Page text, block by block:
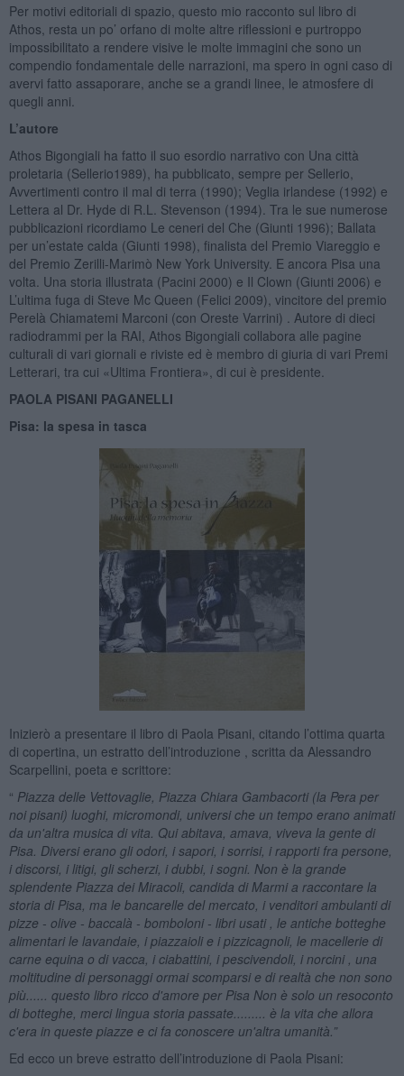
Per motivi editoriali di spazio, questo mio racconto sul libro di
Athos, resta un po’ orfano di molte altre riflessioni e purtroppo
impossibilitato a rendere visive le molte immagini che sono un
compendio fondamentale delle narrazioni, ma spero in ogni caso di
avervi fatto assaporare, anche se a grandi linee, le atmosfere di
quegli anni.
L’autore
Athos Bigongiali ha fatto il suo esordio narrativo con Una città
proletaria (Sellerio1989), ha pubblicato, sempre per Sellerio,
Avvertimenti contro il mal di terra (1990); Veglia irlandese (1992) e
Lettera al Dr. Hyde di R.L. Stevenson (1994). Tra le sue numerose
pubblicazioni ricordiamo Le ceneri del Che (Giunti 1996); Ballata
per un’estate calda (Giunti 1998), finalista del Premio Viareggio e
del Premio Zerilli-Marimò New York University. E ancora Pisa una
volta. Una storia illustrata (Pacini 2000) e Il Clown (Giunti 2006) e
L’ultima fuga di Steve Mc Queen (Felici 2009), vincitore del premio
Perelà Chiamatemi Marconi (con Oreste Varrini) . Autore di dieci
radiodrammi per la RAI, Athos Bigongiali collabora alle pagine
culturali di vari giornali e riviste ed è membro di giuria di vari Premi
Letterari, tra cui «Ultima Frontiera», di cui è presidente.
PAOLA PISANI PAGANELLI
Pisa: la spesa in tasca
Inizierò a presentare il libro di Paola Pisani, citando l’ottima quarta
di copertina, un estratto dell’introduzione , scritta da Alessandro
Scarpellini, poeta e scrittore:
“ Piazza delle Vettovaglie, Piazza Chiara Gambacorti (la Pera per
noi pisani) luoghi, micromondi, universi che un tempo erano animati
da un'altra musica di vita. Qui abitava, amava, viveva la gente di
Pisa. Diversi erano gli odori, i sapori, i sorrisi, i rapporti fra persone,
i discorsi, i litigi, gli scherzi, i dubbi, i sogni. Non è la grande
splendente Piazza dei Miracoli, candida di Marmi a raccontare la
storia di Pisa, ma le bancarelle del mercato, i venditori ambulanti di
pizze - olive - baccalà - bomboloni - libri usati , le antiche botteghe
alimentari le lavandaie, i piazzaioli e i pizzicagnoli, le macellerie di
carne equina o di vacca, i ciabattini, i pescivendoli, i norcini , una
moltitudine di personaggi ormai scomparsi e di realtà che non sono
più...... questo libro ricco d'amore per Pisa Non è solo un resoconto
di botteghe, merci lingua storia passate......... è la vita che allora
c'era in queste piazze e ci fa conoscere un'altra umanità.”
Ed ecco un breve estratto dell’introduzione di Paola Pisani: